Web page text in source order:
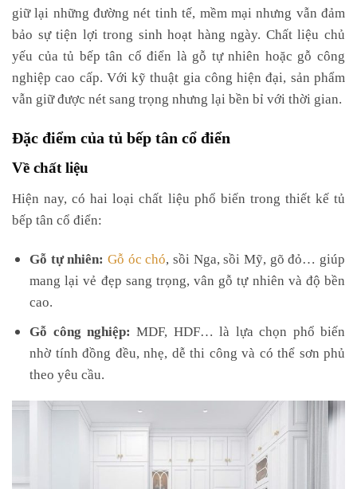
giữ lại những đường nét tinh tế, mềm mại nhưng vẫn đảm
bảo sự tiện lợi trong sinh hoạt hàng ngày. Chất liệu chủ
yếu của tủ bếp tân cổ điển là gỗ tự nhiên hoặc gỗ công
nghiệp cao cấp. Với kỹ thuật gia công hiện đại, sản phẩm
vẫn giữ được nét sang trọng nhưng lại bền bỉ với thời gian.
Đặc điểm của tủ bếp tân cổ điển
Về chất liệu
Hiện nay, có hai loại chất liệu phổ biến trong thiết kế tủ
bếp tân cổ điển:
Gỗ tự nhiên: Gỗ óc chó , sồi Nga, sồi Mỹ, gõ đỏ… giúp
mang lại vẻ đẹp sang trọng, vân gỗ tự nhiên và độ bền
cao.
Gỗ công nghiệp: MDF, HDF… là lựa chọn phổ biến
nhờ tính đồng đều, nhẹ, dễ thi công và có thể sơn phủ
theo yêu cầu.